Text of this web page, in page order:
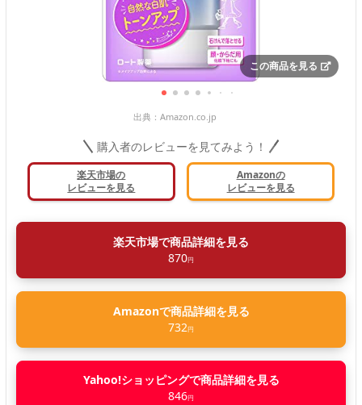
この商品を見る
出典： Amazon.co.jp
購入者のレビューを見てみよう！
楽天市場の
レビューを見る
Amazonの
レビューを見る
楽天市場で商品詳細を見る
870円
Amazonで商品詳細を見る
732円
Yahoo!ショッピングで商品詳細を見る
846円